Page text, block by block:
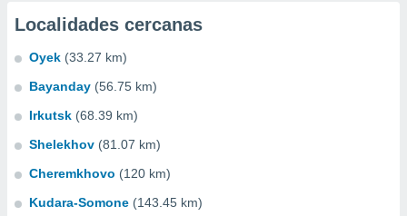
Localidades cercanas
Oyek (33.27 km)
Bayanday (56.75 km)
Irkutsk (68.39 km)
Shelekhov (81.07 km)
Cheremkhovo (120 km)
Kudara-Somone (143.45 km)